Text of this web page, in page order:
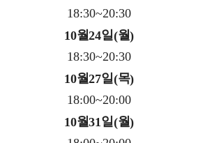
18:30~20:30
10월24일(월)
18:30~20:30
10월27일(목)
18:00~20:00
10월31 일(월)